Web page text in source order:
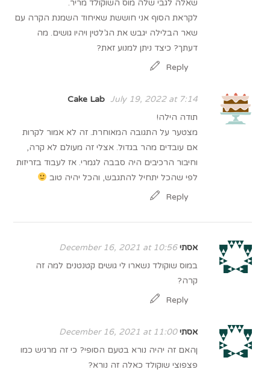
שאלה לגבי שלה מוס השוקולד מריר.
לקראת הסוף אני חוששת שאיחוד השמנת הקרה עם
שאר הבלילה יגבש את הג’לטין ויהיו גושים. מה
דעתך? כיצד ניתן למנוע זאת?
Reply
Cake Lab July 19, 2022 at 7:14
תודה הילה!
מצטער על התגובה המאוחרת. זה לא אמור לקרות
אם עובדים מהר בגדול. אצלי זה מעולם לא קרה,
וחיבור הרכיבים היה סבבה לגמרי. אז לעבוד בזריזות
לפי שהכל יתחיל להתגבש, והכל יהיה טוב
Reply
אסתי December 16, 2021 at 10:56
במוס שוקולד נשארו לי גושים קטנטנים למה זה
קרה?
Reply
אסתי December 16, 2021 at 11:00
ןהאם זה יהיה נורא בטעם הסופי? כי זה מרגיש כמו
פצפוצי שוקולד כאלה זה נורא?